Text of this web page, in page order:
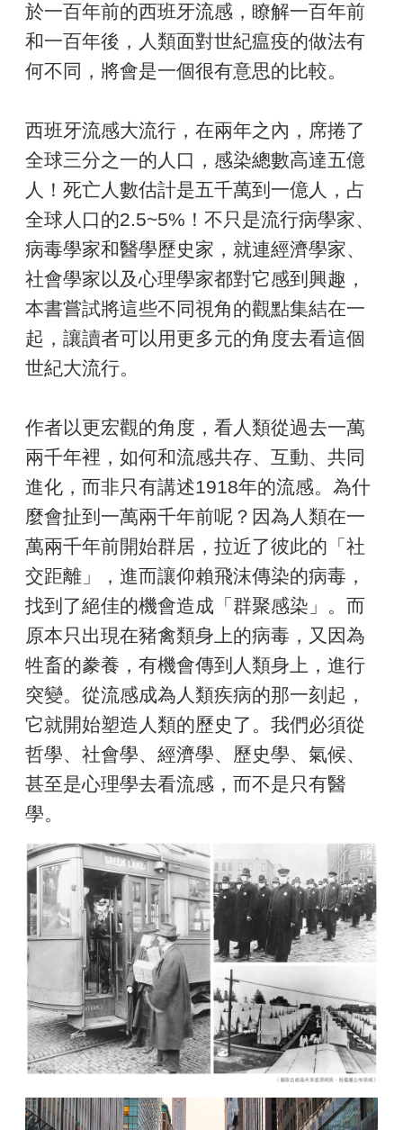
於一百年前的西班牙流感，瞭解一百年前
和一百年後，人類面對世紀瘟疫的做法有
何不同，將會是一個很有意思的比較。
西班牙流感大流行，在兩年之內，席捲了
全球三分之一的人口，感染總數高達五億
人！死亡人數估計是五千萬到一億人，占
全球人口的2.5~5%！不只是流行病學家、
病毒學家和醫學歷史家，就連經濟學家、
社會學家以及心理學家都對它感到興趣，
本書嘗試將這些不同視角的觀點集結在一
起，讓讀者可以用更多元的角度去看這個
世紀大流行。
作者以更宏觀的角度，看人類從過去一萬
兩千年裡，如何和流感共存、互動、共同
進化，而非只有講述1918年的流感。為什
麼會扯到一萬兩千年前呢？因為人類在一
萬兩千年前開始群居，拉近了彼此的「社
交距離」，進而讓仰賴飛沫傳染的病毒，
找到了絕佳的機會造成「群聚感染」。而
原本只出現在豬禽類身上的病毒，又因為
牲畜的豢養，有機會傳到人類身上，進行
突變。從流感成為人類疾病的那一刻起，
它就開始塑造人類的歷史了。我們必須從
哲學、社會學、經濟學、歷史學、氣候、
甚至是心理學去看流感，而不是只有醫
學。